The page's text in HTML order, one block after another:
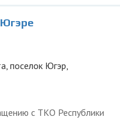
поселок Югэр,
с ТКО Республики